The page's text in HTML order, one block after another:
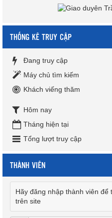
THỐNG KÊ TRUY CẬP
Đang truy cập
Máy chủ tìm kiếm
Khách viếng thăm
Hôm nay
Tháng hiện tại
Tổng lượt truy cập
THÀNH VIÊN
Hãy đăng nhập thành viên
trên site